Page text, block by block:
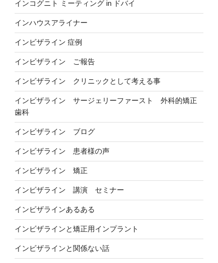
インコグニト ミーティング in ドバイ
インハウスアライナー
インビザライン 症例
インビザライン ご報告
インビザライン クリニックとして考える事
インビザライン サージェリーファースト 外科的矯正
歯科
インビザライン ブログ
インビザライン 患者様の声
インビザライン 矯正
インビザライン 講演 セミナー
インビザラインあるある
インビザラインと矯正用インプラント
インビザラインと関係ない話